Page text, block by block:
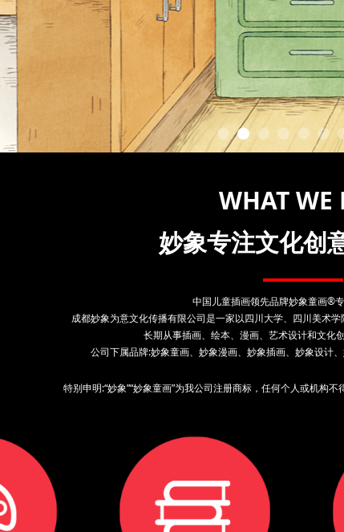
WHAT WE
妙象专注文化创
中国儿童插画领先品牌妙象童画®
成都妙象为意文化传播有限公司是一家以四川大学、四川美术
长期从事插画、绘本、漫画、艺术设计和文化
公司下属品牌:妙象童画、妙象漫画、妙象插画、妙象设计
特别申明:“妙象”“妙象童画”为我公司注册商标，任何个人或机构